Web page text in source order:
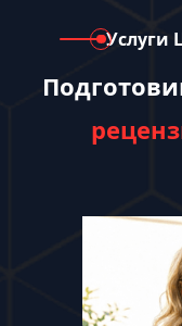
Услуги